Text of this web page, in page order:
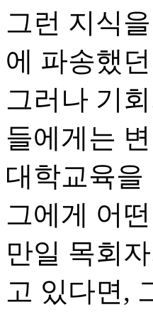
그런 지식
에 파송했
그러나 기
들에게는
대학교육을
그에게 어
만일 목회
고 있다면,